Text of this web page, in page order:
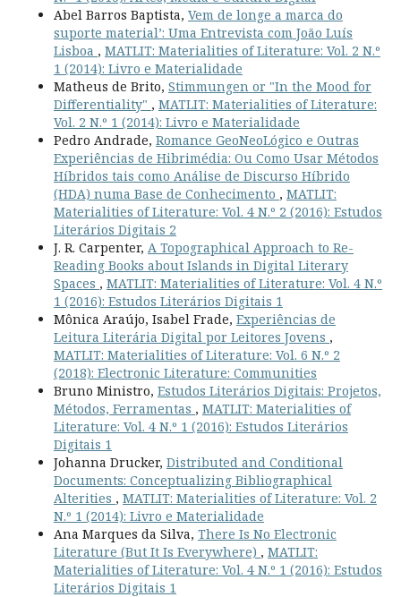
Abel Barros Baptista, Vem de longe a marca do
suporte material’: Uma Entrevista com João Luís
Lisboa , MATLIT: Materialities of Literature: Vol. 2 N.º
1 (2014): Livro e Materialidade
Matheus de Brito, Stimmungen or "In the Mood for
Differentiality" , MATLIT: Materialities of Literature:
Vol. 2 N.º 1 (2014): Livro e Materialidade
Pedro Andrade, Romance GeoNeoLógico e Outras
Experiências de Hibrimédia: Ou Como Usar Métodos
Híbridos tais como Análise de Discurso Híbrido
(HDA) numa Base de Conhecimento , MATLIT:
Materialities of Literature: Vol. 4 N.º 2 (2016): Estudos
Literários Digitais 2
J. R. Carpenter, A Topographical Approach to Re-
Reading Books about Islands in Digital Literary
Spaces , MATLIT: Materialities of Literature: Vol. 4 N.º
1 (2016): Estudos Literários Digitais 1
Mônica Araújo, Isabel Frade, Experiências de
Leitura Literária Digital por Leitores Jovens ,
MATLIT: Materialities of Literature: Vol. 6 N.º 2
(2018): Electronic Literature: Communities
Bruno Ministro, Estudos Literários Digitais: Projetos,
Métodos, Ferramentas , MATLIT: Materialities of
Literature: Vol. 4 N.º 1 (2016): Estudos Literários
Digitais 1
Johanna Drucker, Distributed and Conditional
Documents: Conceptualizing Bibliographical
Alterities , MATLIT: Materialities of Literature: Vol. 2
N.º 1 (2014): Livro e Materialidade
Ana Marques da Silva, There Is No Electronic
Literature (But It Is Everywhere) , MATLIT:
Materialities of Literature: Vol. 4 N.º 1 (2016): Estudos
Literários Digitais 1